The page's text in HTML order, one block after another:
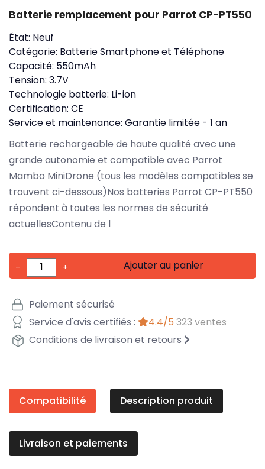
Batterie remplacement pour Parrot CP-PT550
État: Neuf
Catégorie: Batterie Smartphone et Téléphone
Capacité: 550mAh
Tension: 3.7V
Technologie batterie: Li-ion
Certification: CE
Service et maintenance: Garantie limitée - 1 an
Batterie rechargeable de haute qualité avec une
grande autonomie et compatible avec Parrot
Mambo MiniDrone (tous les modèles compatibles se
trouvent ci-dessous)Nos batteries Parrot CP-PT550
répondent à toutes les normes de sécurité
actuellesContenu de l
- + Ajouter au panier
Paiement sécurisé
Service d'avis certifiés :
4.4/5 323 ventes
Conditions de livraison et retours
Compatibilité Description produit
Livraison et paiements